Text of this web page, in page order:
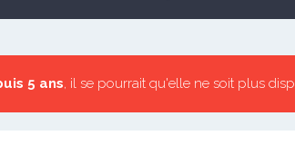
5 ans, il se pourrait qu'elle ne soit plus